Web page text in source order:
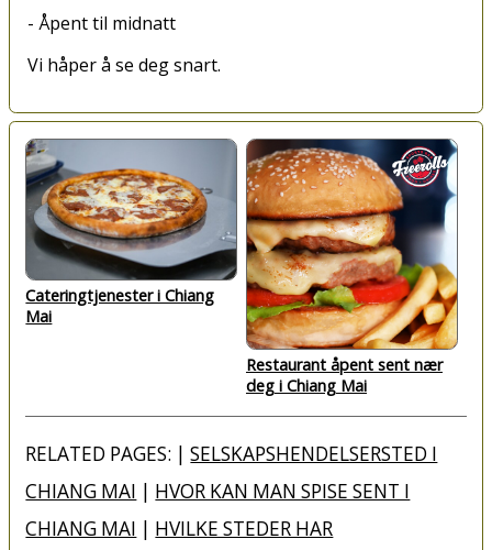
- Åpent til midnatt
Vi håper å se deg snart.
Cateringtjenester i Chiang
Mai
Restaurant åpent sent nær
deg i Chiang Mai
RELATED PAGES: |SELSKAPSHENDELSERSTED I
CHIANG MAI | HVOR KAN MAN SPISE SENT I
CHIANG MAI | HVILKE STEDER HAR